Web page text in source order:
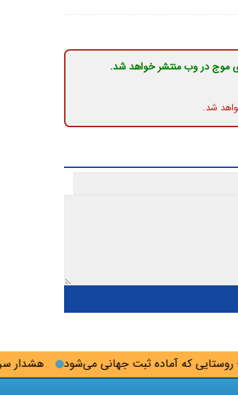
هشدار که آماده ثبت جهانی می‌شود
موج در وب منتشر خواهد شد.
شد.